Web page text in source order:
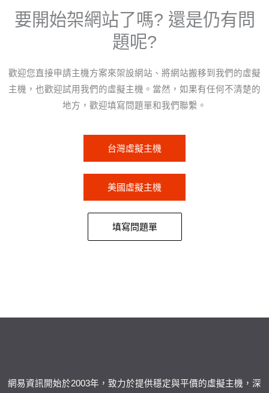
要開始架網站了嗎? 還是仍有問
題呢?
歡迎您直接申請主機方案來架設網站、將網站搬移到我們的虛擬
主機，也歡迎試用我們的虛擬主機。當然，如果有任何不清楚的
地方，歡迎填寫問題單和我們聯繫。
台灣虛擬主機
美國虛擬主機
填寫問題單
網易資訊開始於2003年，致力於提供穩定與平價的虛擬主機，深